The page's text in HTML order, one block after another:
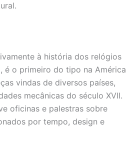
à história dos relógios
é o primeiro do tipo na América
vindas de diversos países,
mecânicas do século XVII.
oficinas e palestras sobre
por tempo, design e